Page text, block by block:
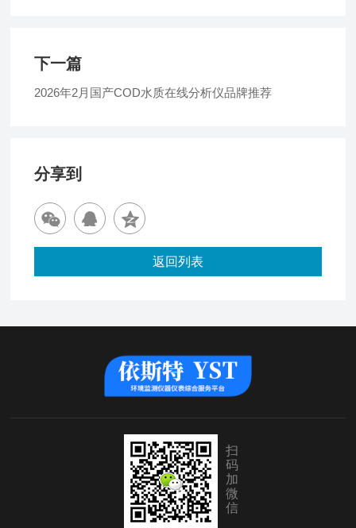
下一篇
2026年2月国产COD水质在线分析仪品牌推荐​
分享到
返回列表
扫
码
加
微
信